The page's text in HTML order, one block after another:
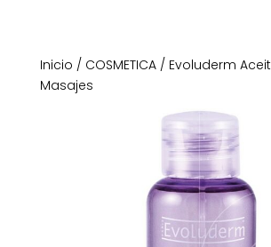
Inicio / COSMETICA/ Evoluderm
Masajes